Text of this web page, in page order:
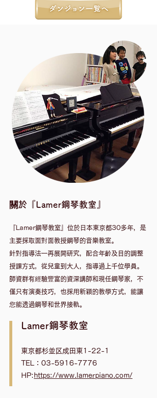
關於『Lamer鋼琴教室』
『Lamer鋼琴教室』位於日本東京都30多年，是
主要採取面對面教授鋼琴的音樂教室。
針對指導法一再展開研究，配合年齡及目的調整
授課方式，從兒童到大人，指導過上千位學員。
​師資群有經驗豐富的資深講師和現任鋼琴家，不
僅只有演奏技巧，也採用新穎的教學方式，能讓
您能透過鋼琴和世界接軌。
Lamer鋼琴教室
東京都杉並区成田東1-22-1
TEL：03-5916-7776
HP: https://www.lamerpiano.com/